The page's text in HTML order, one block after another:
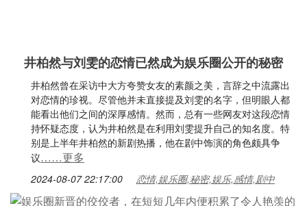
井柏然与刘雯的恋情已然成为娱乐圈公开的秘密
井柏然曾在采访中大方夸赞女友的素颜之美，言辞之中流露出
对恋情的珍视。尽管他并未直接提及刘雯的名字，但明眼人都
能看出他们之间的深厚感情。然而，总有一些网友对这段恋情
持怀疑态度，认为井柏然是在利用刘雯提升自己的知名度。特
别是上半年井柏然的新剧热播，他在剧中饰演的角色颇具争
议……更多
2024-08-07 22:17:00 恋情,娱乐圈,秘密,娱乐,感情,剧中